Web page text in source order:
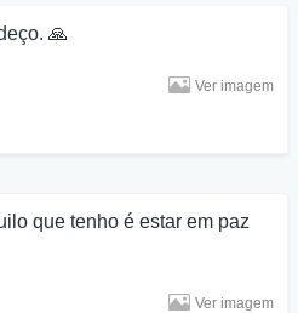
🙏
Ver imagem
que tenho é estar em paz
Ver imagem